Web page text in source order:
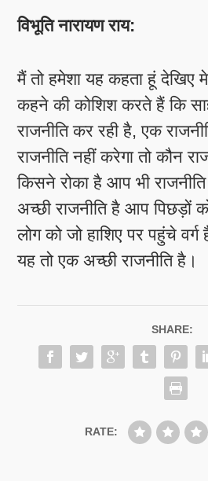
विभूति नारायण राय:
मैं तो हमेशा यह कहता हूं देखिए
कहने की कोशिश करते हैं कि
राजनीति कर रही है, एक
राजनीति नहीं करेगा तो कौन
किसने रोका है आप भी
अच्छी राजनीति है आप पिछड़ों
लोग को जो हाशिए पर पहुंचे
यह तो एक अच्छी राजनीति है।
SHARE:
RATE: